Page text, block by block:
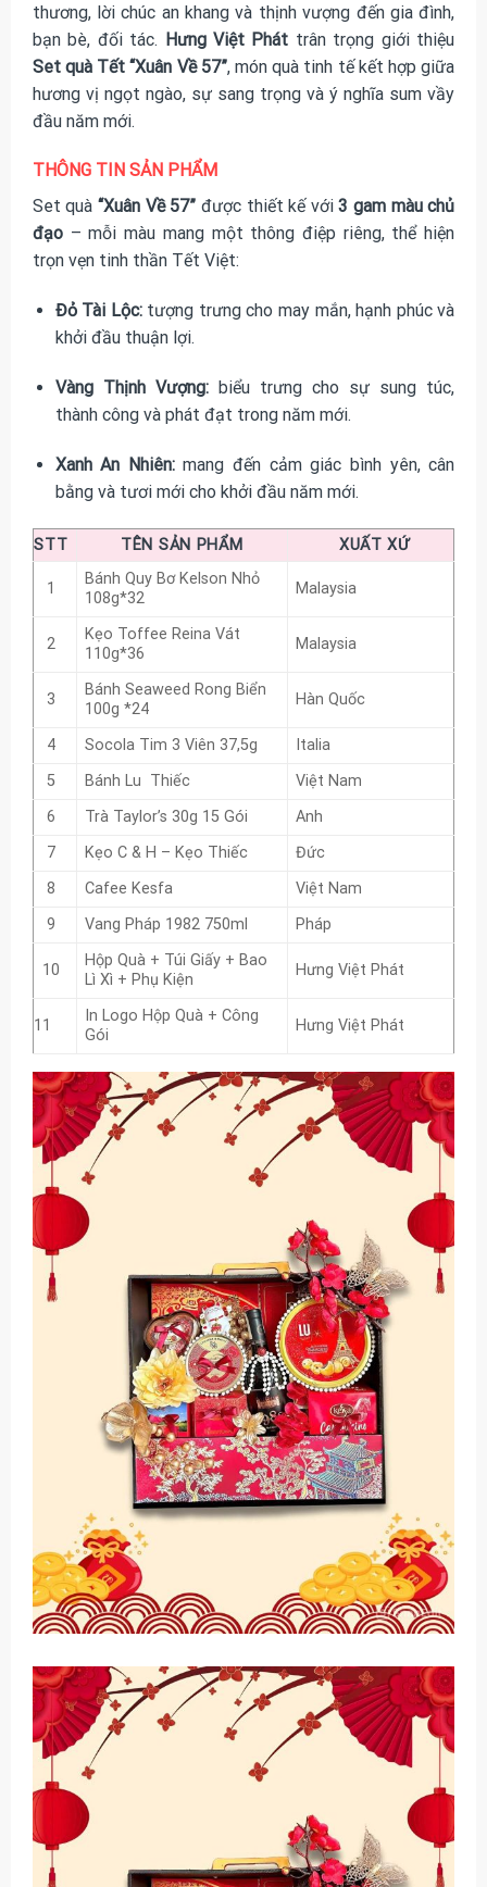
thương, lời chúc an khang và thịnh vượng đến gia đình,
bạn bè, đối tác. Hưng Việt Phát trân trọng giới thiệu
Set quà Tết “Xuân Về 57”, món quà tinh tế kết hợp giữa
hương vị ngọt ngào, sự sang trọng và ý nghĩa sum vầy
đầu năm mới.
THÔNG TIN SẢN PHẨM
Set quà“Xuân Về 57” được thiết kế với3 gam màu chủ
đạo– mỗi màu mang một thông điệp riêng, thể hiện
trọn vẹn tinh thần Tết Việt:
Đỏ Tài Lộc:tượng trưng cho may mắn, hạnh phúc và
khởi đầu thuận lợi.
Vàng Thịnh Vượng:biểu trưng cho sự sung túc,
thành công và phát đạt trong năm mới.
Xanh An Nhiên:mang đến cảm giác bình yên, cân
bằng và tươi mới cho khởi đầu năm mới.
STT TÊN SẢN PHẨM XUẤT XỨ
1
Bánh Quy Bơ Kelson Nhỏ
108g*32
Malaysia
2
Kẹo Toffee Reina Vát
110g*36
Malaysia
3
Bánh Seaweed Rong Biển
100g *24
Hàn Quốc
4 Socola Tim 3 Viên 37,5g
Italia
5
Bánh Lu Thiếc
Việt Nam
6
Trà Taylor’s 30g 15 Gói
Anh
7
Kẹo C & H – Kẹo Thiếc
Đức
8
Cafee Kesfa
Việt Nam
9
Vang Pháp 1982 750ml Pháp
10
Hộp Quà + Túi Giấy + Bao
Lì Xì + Phụ Kiện
Hưng Việt Phát
11
In Logo Hộp Quà + Công
Gói
Hưng Việt Phát